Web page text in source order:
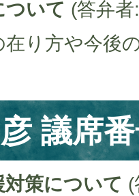
ついて (答弁
在り方や今後
議席
対策について